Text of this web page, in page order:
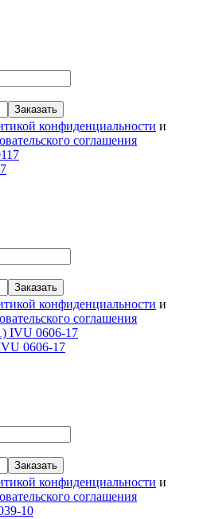
конфиденциальности и
соглашения
конфиденциальности и
соглашения
0606-17
конфиденциальности и
соглашения